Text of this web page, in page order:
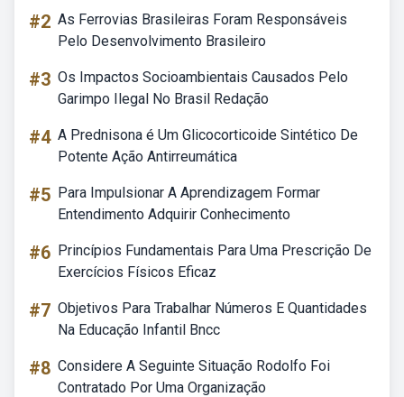
#2 As Ferrovias Brasileiras Foram Responsáveis
Pelo Desenvolvimento Brasileiro
#3 Os Impactos Socioambientais Causados Pelo
Garimpo Ilegal No Brasil Redação
#4 A Prednisona é Um Glicocorticoide Sintético De
Potente Ação Antirreumática
#5 Para Impulsionar A Aprendizagem Formar
Entendimento Adquirir Conhecimento
#6 Princípios Fundamentais Para Uma Prescrição De
Exercícios Físicos Eficaz
#7 Objetivos Para Trabalhar Números E Quantidades
Na Educação Infantil Bncc
#8 Considere A Seguinte Situação Rodolfo Foi
Contratado Por Uma Organização